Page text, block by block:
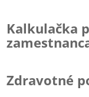
Kalkulačka
Zdravotné